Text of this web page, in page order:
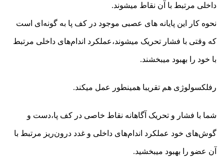
داخلی مرتبط با آن نقاط میشوند.
نحوه کار این پایانه های عصبی موجود در کف پا به گونه‌ای است
که وقتی با فشار تحریک میشوند،عملکرد اندام‌های داخلی مرتبط
با خود را بهبود میبخشند.
رفلکسولوژی هم تقریبا همینطور عمل میکند.
شما با فشار و تحریک آگاهانه نقاط خاصی در کف پا،دست و
گوش‌های خود عملکرد اندام‌های داخلی و غدد درون‌ریز مرتبط با
آن عضو را بهبود میبخشید.